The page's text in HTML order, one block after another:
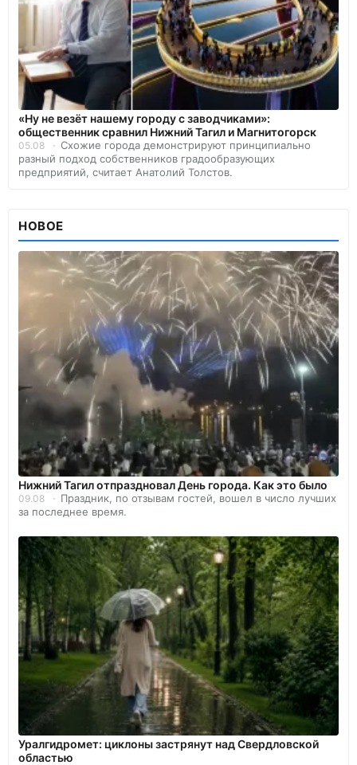
«Ну не везёт нашему городу с заводчиками»:
общественник сравнил Нижний Тагил и Магнитогорск
05.08
Схожие города демонстрируют принципиально
разный подход собственников градообразующих
предприятий, считает Анатолий Толстов.
НОВОЕ
Нижний Тагил отпраздновал День города. Как это было
09.08
Праздник, по отзывам гостей, вошел в число лучших
за последнее время.
Уралгидромет: циклоны застрянут над Свердловской
областью